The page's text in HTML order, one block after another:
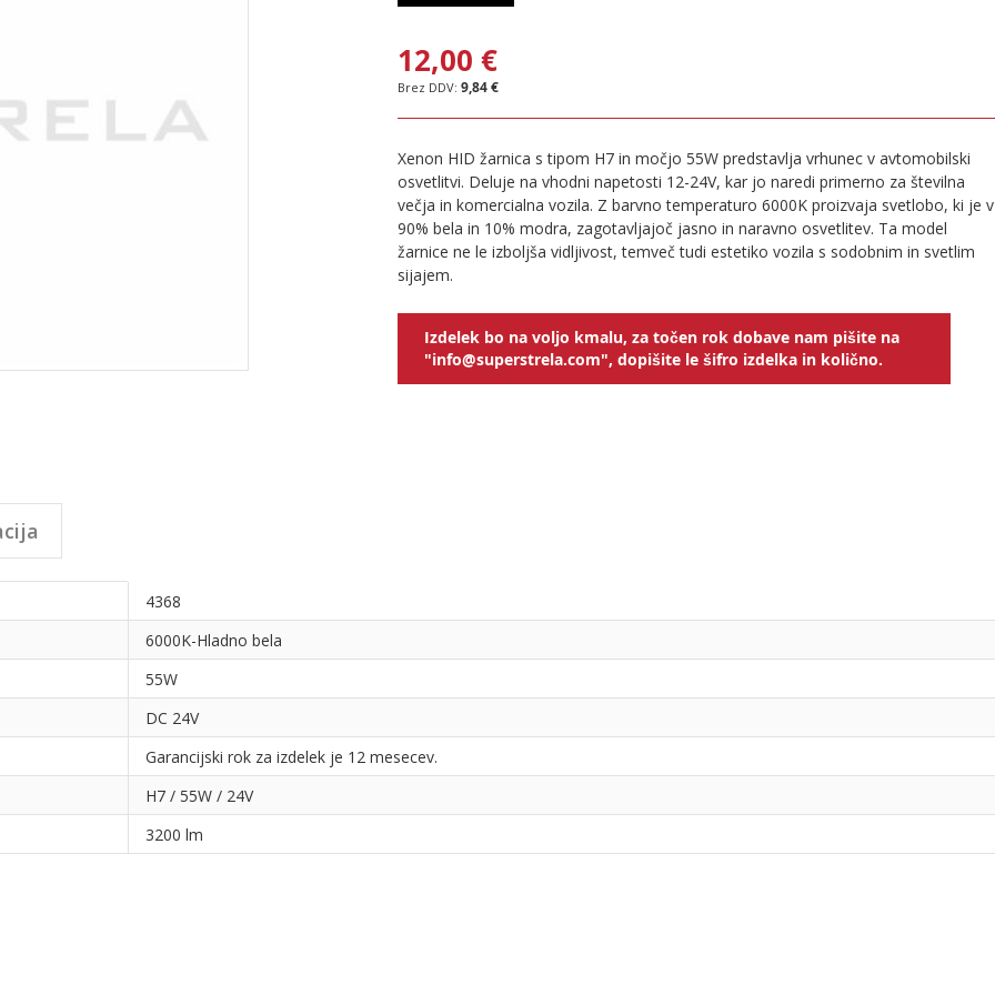
12,00 €
9,84 €
Xenon HID žarnica s tipom H7 in močjo 55W predstavlja vrhunec v avtomobilski
osvetlitvi. Deluje na vhodni napetosti 12-24V, kar jo naredi primerno za številna
večja in komercialna vozila. Z barvno temperaturo 6000K proizvaja svetlobo, ki je v
90% bela in 10% modra, zagotavljajoč jasno in naravno osvetlitev. Ta model
žarnice ne le izboljša vidljivost, temveč tudi estetiko vozila s sodobnim in svetlim
sijajem.
Izdelek bo na voljo kmalu, za točen rok dobave nam pišite na
"info@superstrela.com", dopišite le šifro izdelka in količno.
4368
6000K-Hladno bela
55W
DC 24V
Garancijski rok za izdelek je 12 mesecev.
H7 / 55W / 24V
3200 lm